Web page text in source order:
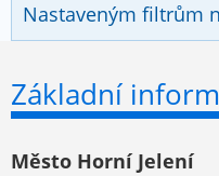
Nastaveným filtrům
Základní
Město Horní Jelení